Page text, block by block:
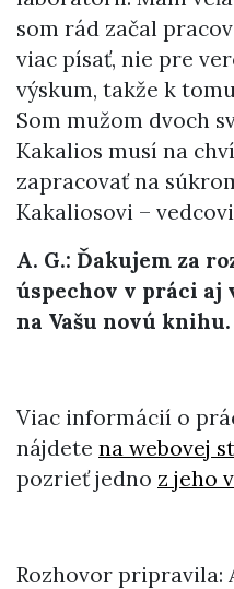
som rád začal
viac písať, nie pre
výskum, takže k
Som mužom dvoch
Kakalios musí na
zapracovať na
Kakaliosovi –
A. G.: Ďakujem za
úspechov v práci aj
na Vašu novú knihu.
Viac informácií o
nájdete na webovej
pozrieť jedno z jeho
Rozhovor pripravila: